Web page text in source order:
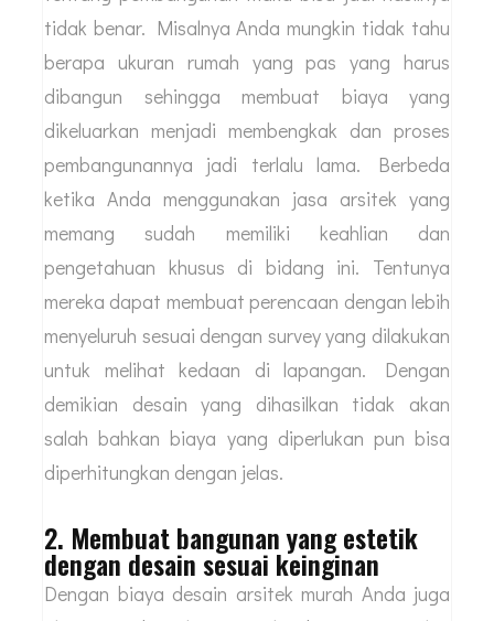
1. Dapat menghindari kesahalan
dalam pembangunan
Jika Anda berniat untuk mendesain sendiri
rumah tersebut namun tidak memiliki keahlian
tentang pembangunan maka bisa jadi hasilnya
tidak benar. Misalnya Anda mungkin tidak tahu
berapa ukuran rumah yang pas yang harus
dibangun sehingga membuat biaya yang
dikeluarkan menjadi membengkak dan proses
pembangunannya jadi terlalu lama. Berbeda
ketika Anda menggunakan jasa arsitek yang
memang sudah memiliki keahlian dan
pengetahuan khusus di bidang ini. Tentunya
mereka dapat membuat perencaan dengan lebih
menyeluruh sesuai dengan survey yang dilakukan
untuk melihat kedaan di lapangan. Dengan
demikian desain yang dihasilkan tidak akan
salah bahkan biaya yang diperlukan pun bisa